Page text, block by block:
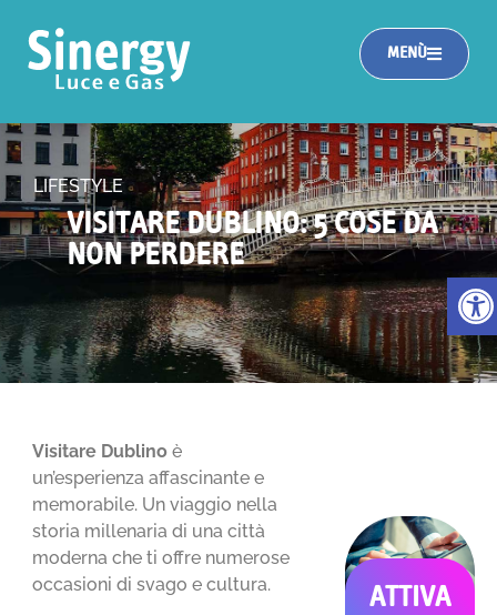
Apri
MENÙ
LIFESTYLE
VISITARE DUBLINO: 5 COSE DA
NON PERDERE
Visitare Dublino è
un’esperienza affascinante e
memorabile. Un viaggio nella
storia millenaria di una città
moderna che ti offre numerose
occasioni di svago e cultura.
ATTIVA